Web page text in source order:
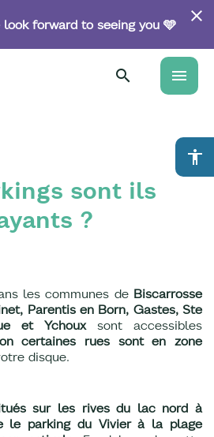
forward to seeing you 🩵
menu
accessibility
sont ils
?
les communes de Biscarrosse
Parentis en Born, Gastes, Ste
et Ychoux sont accessibles
certaines rues sont en zone
disque.
sur les rives du lac nord à
le parking du Vivier à la plage